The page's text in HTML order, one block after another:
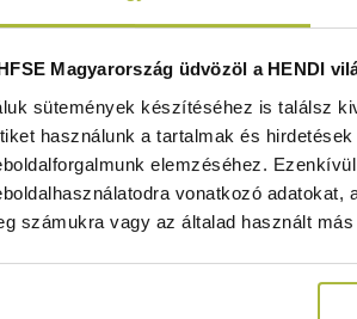
Magyarország üdvözöl a HENDI
sütemények készítéséhez is találsz
használunk a tartalmak és
elemzéséhez.
vonatkozó
számukra vagy az általad használt